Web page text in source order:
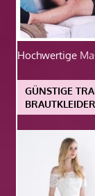
Hochwertige
GÜNSTIGE
BRAUTKLEIDER